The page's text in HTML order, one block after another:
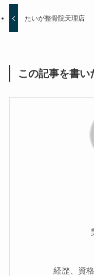
たいが整骨院天理店
この記事を書い
経歴、資